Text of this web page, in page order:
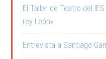
El Taller de Teatro del
rey León»
Entrevista a Santiago